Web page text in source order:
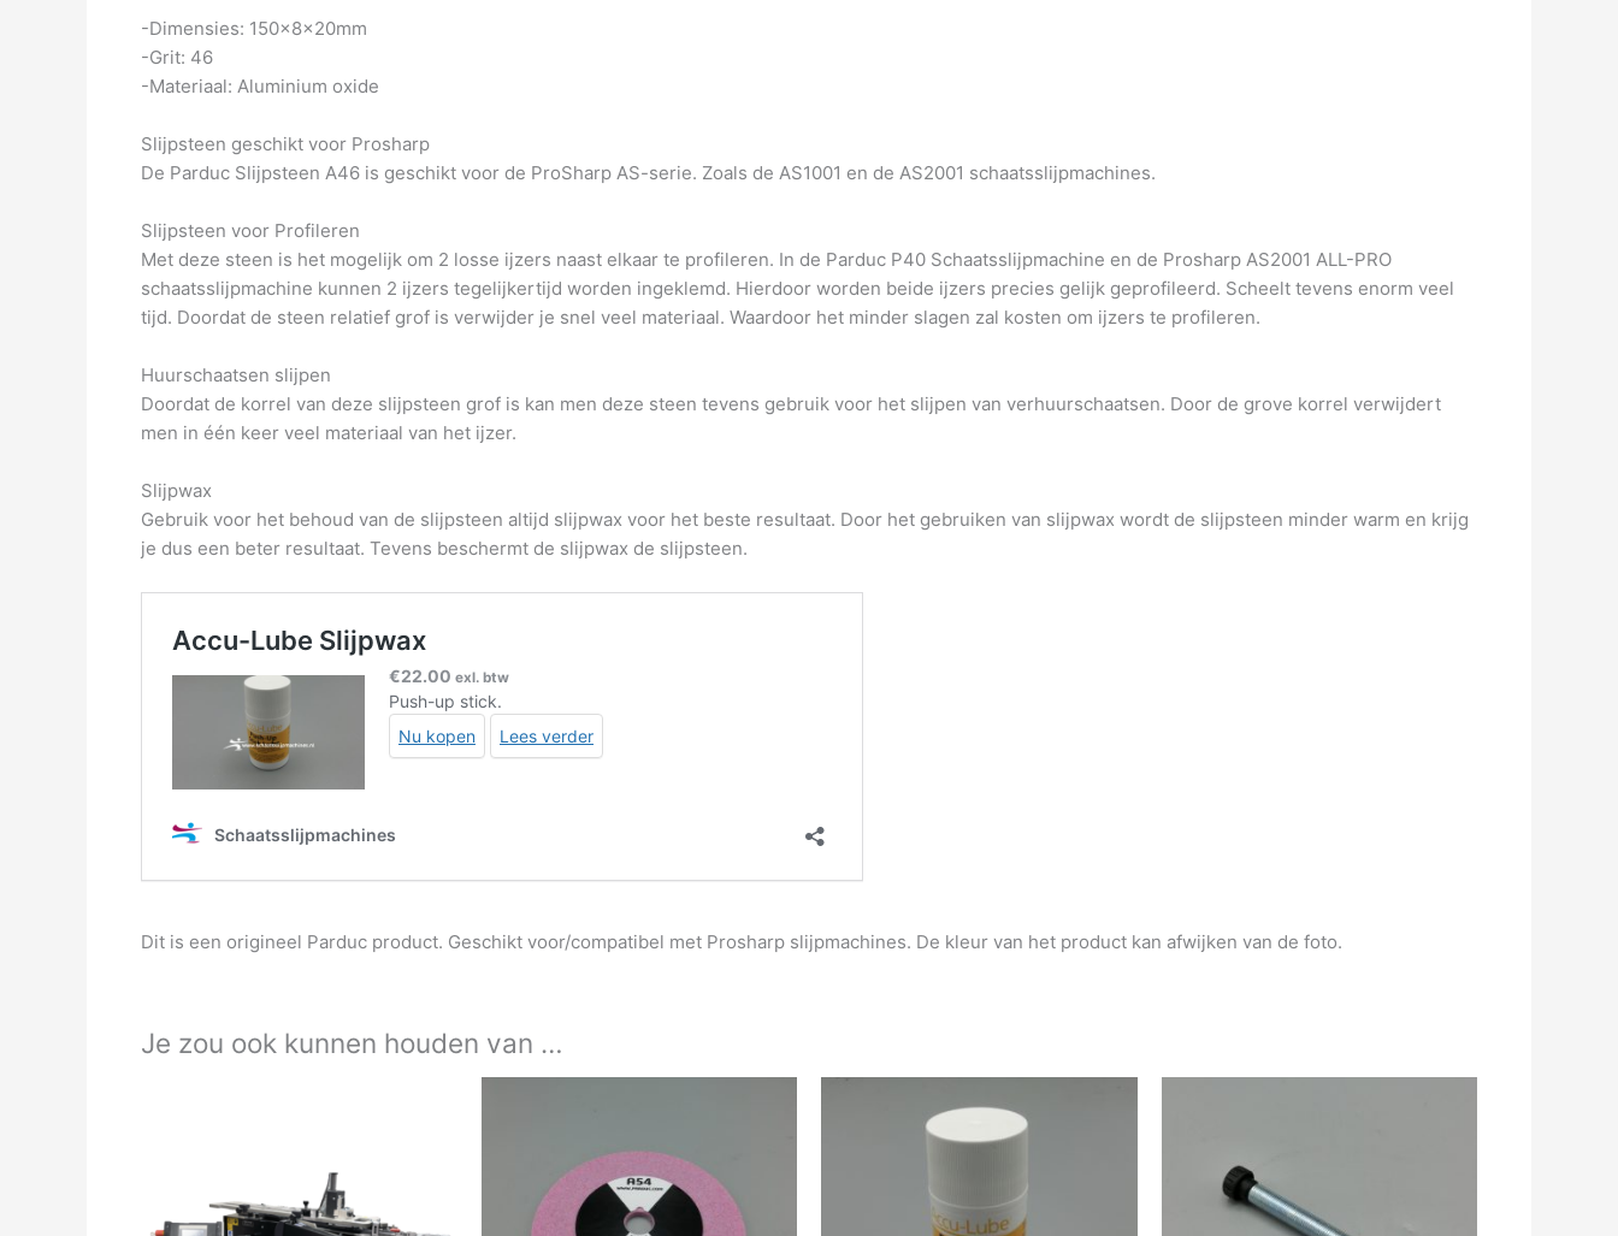
-Dimensies: 150x8x20mm
-Grit: 46
-Materiaal: Aluminium oxide
Slijpsteen geschikt voor Prosharp
De Parduc Slijpsteen A46 is geschikt voor de ProSharp AS-serie. Zoals de AS1001 en de AS2001 schaatsslijpmachines.
Slijpsteen voor Profileren
Met deze steen is het mogelijk om 2 losse ijzers naast elkaar te profileren. In de Parduc P40 Schaatsslijpmachine en de Prosharp AS2001 ALL-PRO
schaatsslijpmachine kunnen 2 ijzers tegelijkertijd worden ingeklemd. Hierdoor worden beide ijzers precies gelijk geprofileerd. Scheelt tevens enorm veel
tijd. Doordat de steen relatief grof is verwijder je snel veel materiaal. Waardoor het minder slagen zal kosten om ijzers te profileren.
Huurschaatsen slijpen
Doordat de korrel van deze slijpsteen grof is kan men deze steen tevens gebruik voor het slijpen van verhuurschaatsen. Door de grove korrel verwijdert
men in één keer veel materiaal van het ijzer.
Slijpwax
Gebruik voor het behoud van de slijpsteen altijd slijpwax voor het beste resultaat. Door het gebruiken van slijpwax wordt de slijpsteen minder warm en krijg
je dus een beter resultaat. Tevens beschermt de slijpwax de slijpsteen.
Dit is een origineel Parduc product. Geschikt voor/compatibel met Prosharp slijpmachines. De kleur van het product kan afwijken van de foto.
Je zou ook kunnen houden van …